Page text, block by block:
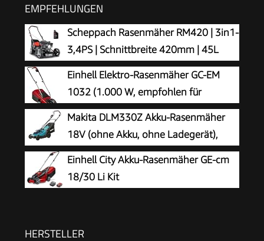
EMPFEHLUNGEN
Scheppach Rasenmäher RM420 | 3in1-
3,4PS | Schnittbreite 420mm | 45L
Fangkorb | Schnitthöhenverstellung
25-75 mm | inkl. Motoröl
Einhell Elektro-Rasenmäher GC-EM
1032 (1.000 W, empfohlen für
Rasenflächen bis 300 m², 3-stufige
Einzelrad-Schnitthöhenverstellung, klappbarer
Führungsholm, 30 l-Grasfangbox)
Makita DLM330Z Akku-Rasenmäher
18V (ohne Akku, ohne Ladegerät),
Petrol
Einhell City Akku-Rasenmäher GE-cm
18/30 Li Kit
HERSTELLER